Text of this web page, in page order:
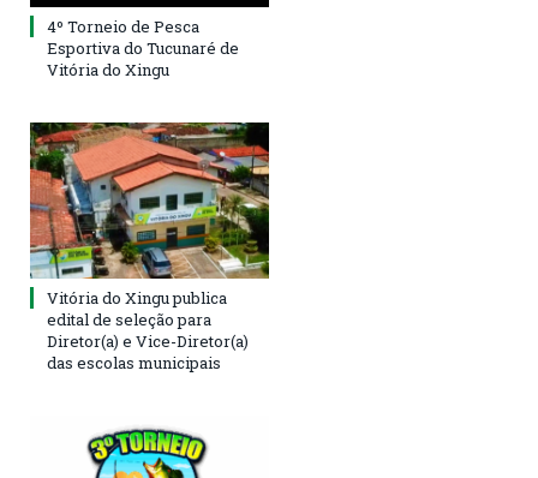
4º Torneio de Pesca
Esportiva do Tucunaré de
Vitória do Xingu
Vitória do Xingu publica
edital de seleção para
Diretor(a) e Vice-Diretor(a)
das escolas municipais